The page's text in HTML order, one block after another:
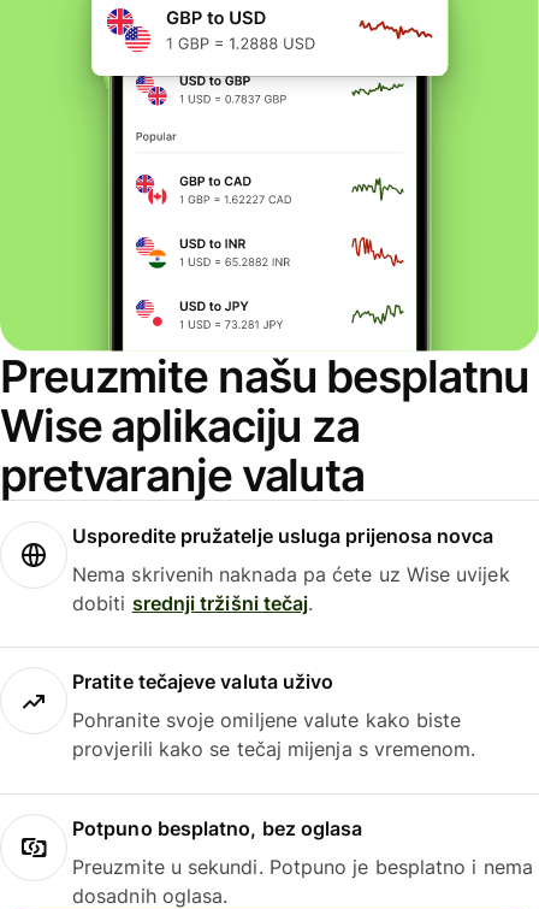
Preuzmite našu besplatnu
Wise aplikaciju za
pretvaranje valuta
Usporedite pružatelje usluga prijenosa novca
Nema skrivenih naknada pa ćete uz Wise uvijek
dobiti srednji tržišni tečaj.
Pratite tečajeve valuta uživo
Pohranite svoje omiljene valute kako biste
provjerili kako se tečaj mijenja s vremenom.
Potpuno besplatno, bez oglasa
Preuzmite u sekundi. Potpuno je besplatno i nema
dosadnih oglasa.